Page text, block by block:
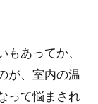
どれ？
れる男性におすす
それは、ハーンの
あってか、
が、室内の温
って悩まされ